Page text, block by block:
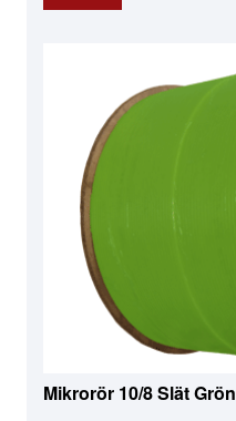
Mikrorör 10/8 Slät Grön